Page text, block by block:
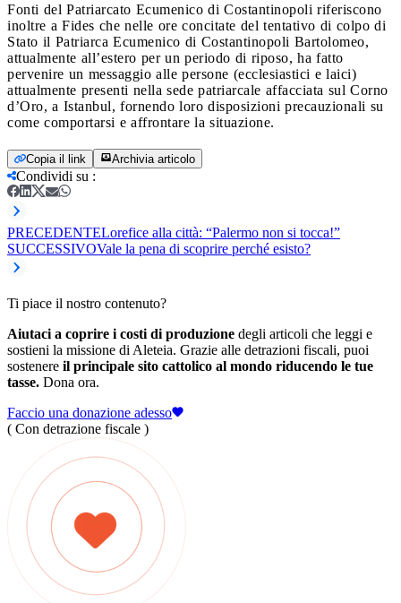
Fonti del Patriarcato Ecumenico di Costantinopoli riferiscono
inoltre a Fides che nelle ore concitate del tentativo di colpo di
Stato il Patriarca Ecumenico di Costantinopoli Bartolomeo,
attualmente all’estero per un periodo di riposo, ha fatto
pervenire un messaggio alle persone (ecclesiastici e laici)
attualmente presenti nella sede patriarcale affacciata sul Corno
d’Oro, a Istanbul, fornendo loro disposizioni precauzionali su
come comportarsi e affrontare la situazione.
Copia il link Archivia articolo
Condividi su :
PRECEDENTELorefice alla città: “Palermo non si tocca!”
SUCCESSIVOVale la pena di scoprire perché esisto?
Ti piace il nostro contenuto?
Aiutaci a coprire i costi di produzione degli articoli che leggi e
sostieni la missione di Aleteia. Grazie alle detrazioni fiscali, puoi
sostenere il principale sito cattolico al mondo riducendo le tue
tasse. Dona ora.
Faccio una donazione adesso
( Con detrazione fiscale )